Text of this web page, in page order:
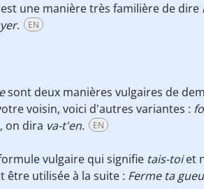
une manière très familière de dire
. EN
sont deux manières vulgaires de
voisin, voici d'autres variantes :
on dira va-t'en. EN
vulgaire qui signifie tais-toiet
être utilisée à la suite : Ferme ta